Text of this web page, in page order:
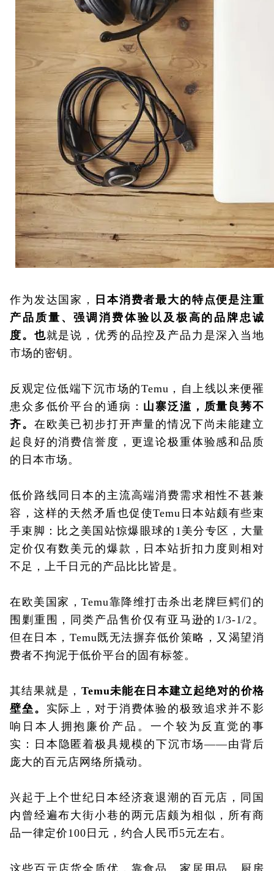
作为发达国家，
日本消费者最大的特点便是注重
产品质量、强调消费体验以及极高的品牌忠诚
度。也就是说，优秀的品控及产品力是深入当地
市场的密钥。
反观定位低端下沉市场的Temu，自上线以来便罹
患众多低价平台的通病： 山寨泛滥，质量良莠不
齐。 在欧美已初步打开声量的情况下尚未能建立
起良好的消费信誉度，更遑论极重体验感和品质
的日本市场。
低价路线同日本的主流高端消费需求相性不甚兼
容，这样的天然矛盾也促使Temu日本站颇有些束
手束脚： 比之美国站惊爆眼球的1美分专区，大量
定价仅有数美元的爆款，日本站折扣力度则相对
不足，上千日元的产品比比皆是。
在欧美国家，Temu靠降维打击杀出老牌巨鳄们的
围剿重围，同类产品售价仅有亚马逊的1/3-1/2。
但在日本，Temu既无法摒弃低价策略，又渴望消
费者不拘泥于低价平台的固有标签。
其结果就是， Temu未能在日本建立起绝对的价格
壁垒。 实际上，对于消费体验的极致追求并不影
响日本人拥抱廉价产品。一个较为反直觉的事
实：日本隐匿着极具规模的下沉市场——由背后
庞大的百元店网络所撬动。
兴起于上个世纪日本经济衰退潮的百元店，同国
内曾经遍布大街小巷的两元店颇为相似，所有商
品一律定价100日元，约合人民币5元左右。
这些百元店货全质优，靠食品、家居用品、厨房